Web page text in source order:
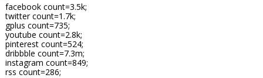
facebook count=3.5k;
twitter count=1.7k;
gplus count=735;
youtube count=2.8k;
pinterest count=524;
dribbble count=7.3m;
instagram count=849;
rss count=286;